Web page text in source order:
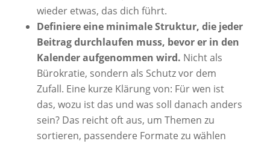
wieder etwas, das dich führt.
Definiere eine minimale Struktur, die jeder
Beitrag durchlaufen muss, bevor er in den
Kalender aufgenommen wird. Nicht als
Bürokratie, sondern als Schutz vor dem
Zufall. Eine kurze Klärung von: Für wen ist
das, wozu ist das und was soll danach anders
sein? Das reicht oft aus, um Themen zu
sortieren, passendere Formate zu wählen